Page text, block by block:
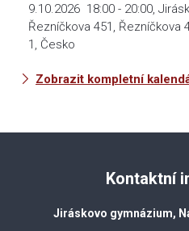
9.10.2026 18:00 - 20:00
Řezníčkova 451, Řezníčkova
1, Česko
Zobrazit kompletní
Kontaktní
Jiráskovo gymnázium,